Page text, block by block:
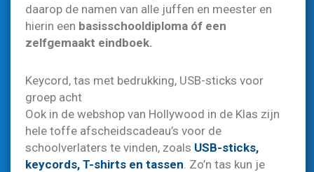
daarop de namen van alle juffen en meester en
hierin een basisschooldiploma óf een
zelfgemaakt eindboek.
Keycord, tas met bedrukking, USB-sticks voor
groep acht
Ook in de webshop van Hollywood in de Klas zijn
hele toffe afscheidscadeau’s voor de
schoolverlaters te vinden, zoals USB-sticks,
keycords, T-shirts en tassen . Zo’n tas kun je